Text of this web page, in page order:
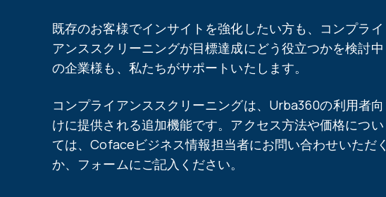
既存のお客様でインサイトを強化したい方も、コンプライ
アンススクリーニングが目標達成にどう役立つかを検討中
の企業様も、私たちがサポートいたします。
コンプライアンススクリーニングは、Urba360の利用者向
けに提供される追加機能です。アクセス方法や価格につい
ては、Cofaceビジネス情報担当者にお問い合わせいただく
か、フォームにご記入ください。